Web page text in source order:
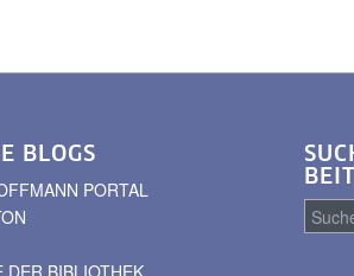
BLOGS
PORTAL
DER BIBLIOTHEK